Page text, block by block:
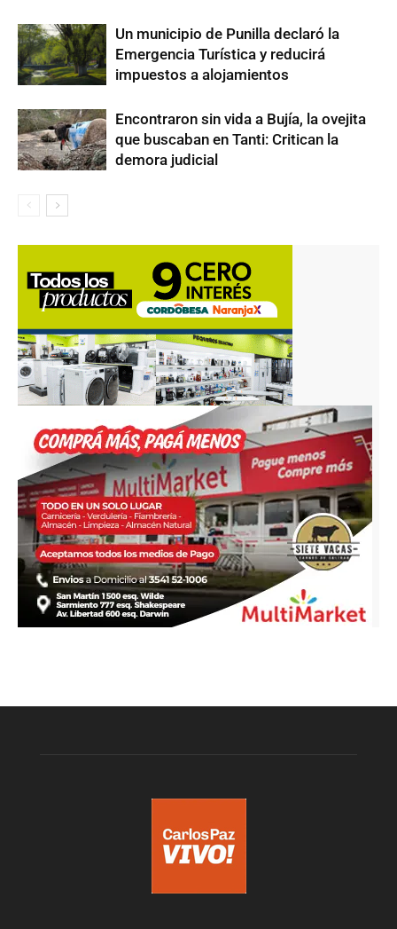
Un municipio de Punilla declaró la
Emergencia Turística y reducirá
impuestos a alojamientos
Encontraron sin vida a Bujía, la ovejita
que buscaban en Tanti: Critican la
demora judicial